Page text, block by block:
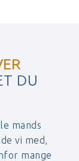
DU
mands
vi med,
mange